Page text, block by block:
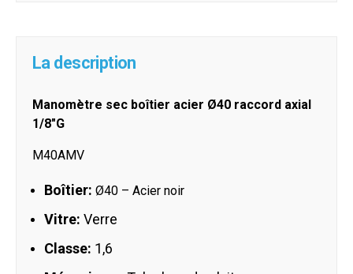
La description
Manomètre sec boîtier acier Ø40 raccord axial
1/8"G
M40AMV
Boîtier: Ø40 – Acier noir
Vitre: Verre
Classe: 1,6